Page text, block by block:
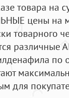
товара на
цены на
товарного
по
для